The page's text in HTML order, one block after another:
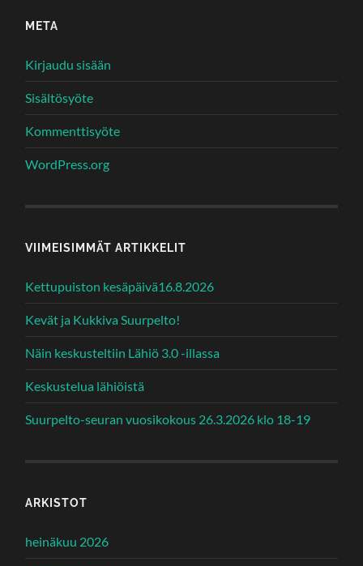
META
Kirjaudu sisään
Sisältösyöte
Kommenttisyöte
WordPress.org
VIIMEISIMMÄT ARTIKKELIT
Kettupuiston kesäpäivä16.8.2026
Kevät ja Kukkiva Suurpelto!
Näin keskusteltiin Lähiö 3.0 -illassa
Keskustelua lähiöistä
Suurpelto-seuran vuosikokous 26.3.2026 klo 18-19
ARKISTOT
heinäkuu 2026